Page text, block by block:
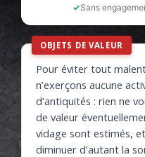
Sans
OBJETS DE VALEUR
Pour éviter tout
n’exerçons aucune
d’antiquités : rien ne
de valeur
vidage sont estimés,
diminuer d’autant la